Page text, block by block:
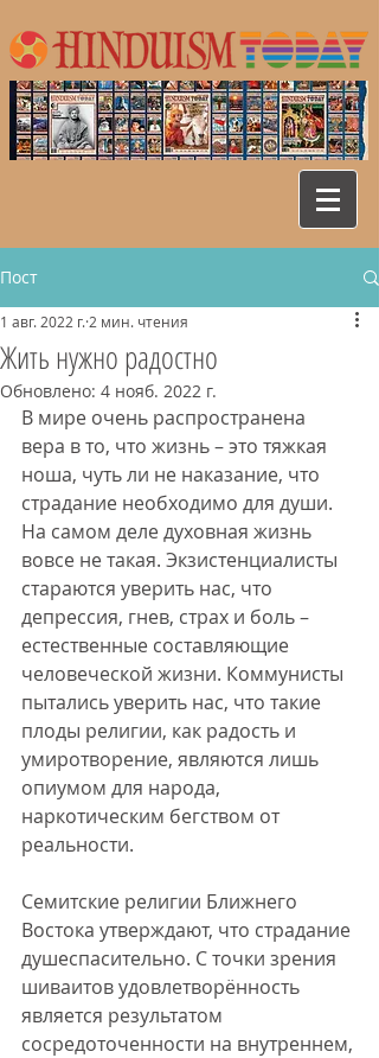
Пост
Жить нужно радостно
1 авг. 2022 г. 2 мин. чтения
Обновлено: 4 нояб. 2022 г.
В мире очень распространена
вера в то, что жизнь – это тяжкая
ноша, чуть ли не наказание, что
страдание необходимо для души.
На самом деле духовная жизнь
вовсе не такая. Экзистенциалисты
стараются уверить нас, что
депрессия, гнев, страх и боль –
естественные составляющие
человеческой жизни. Коммунисты
пытались уверить нас, что такие
плоды религии, как радость и
умиротворение, являются лишь
опиумом для народа,
наркотическим бегством от
реальности.
Семитские религии Ближнего
Востока утверждают, что страдание
душеспасительно. С точки зрения
шиваитов удовлетворённость
является результатом
сосредоточенности на внутреннем,